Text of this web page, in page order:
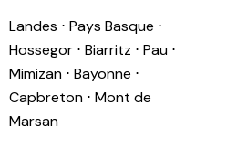
Landes ⋅ Pays Basque ⋅
Hossegor ⋅ Biarritz ⋅ Pau ⋅
Mimizan ⋅ Bayonne ⋅
Capbreton ⋅ Mont de
Marsan